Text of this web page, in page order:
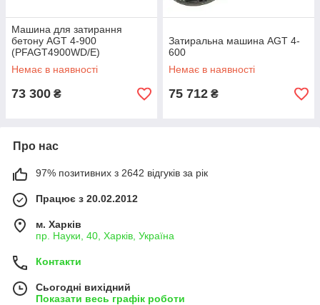
Машина для затирання
бетону AGT 4-900
(PFAGT4900WD/E)
Немає в наявності
73 300 ₴
Затиральна машина AGT 4-
600
Немає в наявності
75 712 ₴
Про нас
97% позитивних з 2642 відгуків за рік
Працює з 20.02.2012
м. Харків
пр. Науки, 40, Харків, Україна
Контакти
Сьогодні вихідний
Показати весь графік роботи